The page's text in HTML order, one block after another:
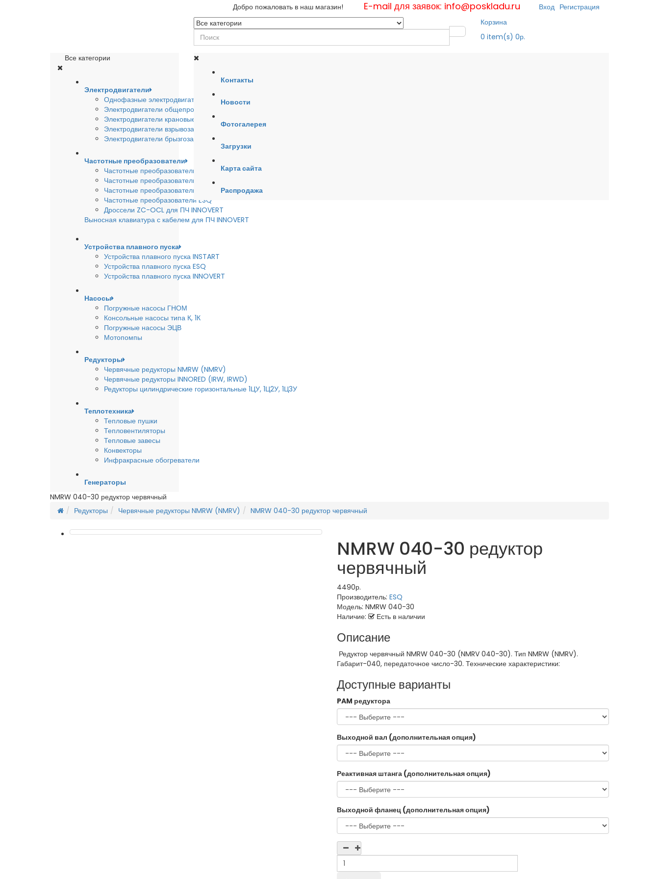
Добро пожаловать в наш магазин! E-mail для заявок: info@poskladu.ru Вход Регистрация
Корзина
0 item(s) 0р.
Все категории
Электродвигатели
Однофазные электродвигатели
Электродвигатели общепромышленные
Электродвигатели крановые
Электродвигатели взрывозащишенные
Электродвигатели брызгозащищенные
Частотные преобразователи
Частотные преобразователи INSTART
Частотные преобразователи INNOVERT
Частотные преобразователи HYUNDAI
Частотные преобразователи ESQ
Дроссели ZC-OCL для ПЧ INNOVERT
Выносная клавиатура с кабелем для ПЧ INNOVERT
Устройства плавного пуска
Устройства плавного пуска INSTART
Устройства плавного пуска ESQ
Устройства плавного пуска INNOVERT
Насосы
Погружные насосы ГНОМ
Консольные насосы типа К, 1К
Погружные насосы ЭЦВ
Мотопомпы
Редукторы
Червячные редукторы NMRW (NMRV)
Червячные редукторы INNORED (IRW, IRWD)
Редукторы цилиндрические горизонтальные 1ЦУ, 1Ц2У, 1Ц3У
Теплотехника
Тепловые пушки
Тепловентиляторы
Тепловые завесы
Конвекторы
Инфракрасные обогреватели
Генераторы
Контакты
Новости
Фотогалерея
Загрузки
Карта сайта
Распродажа
NMRW 040-30 редуктор червячный
Редукторы
Червячные редукторы NMRW (NMRV) NMRW 040-30 редуктор червячный
NMRW 040-30 редуктор
червячный
4490р.
Производитель: ESQ
Модель: NMRW 040-30
Наличие:
Есть в наличии
Описание
Редуктор червячный NMRW 040-30 (NMRV 040-30). Тип NMRW (NMRV).
Габарит-040, передаточное число-30. Технические характеристики:
Доступные варианты
PAM редуктора
Выходной вал (дополнительная опция)
Реактивная штанга (дополнительная опция)
Выходной фланец (дополнительная опция)